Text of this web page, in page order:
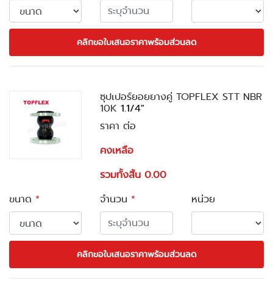
คลิกขอใบเสนอราคาพร้อมส่วนลด
ซุปเปอร์ยอยยางคู่ TOPFLEX STT NBR
10K1.1/4"
ราคา ต่อ
คงเหลือ
รวมทั้งสิ้น 0.00
ขนาด * จำนวน * หน่วย
คลิกขอใบเสนอราคาพร้อมส่วนลด